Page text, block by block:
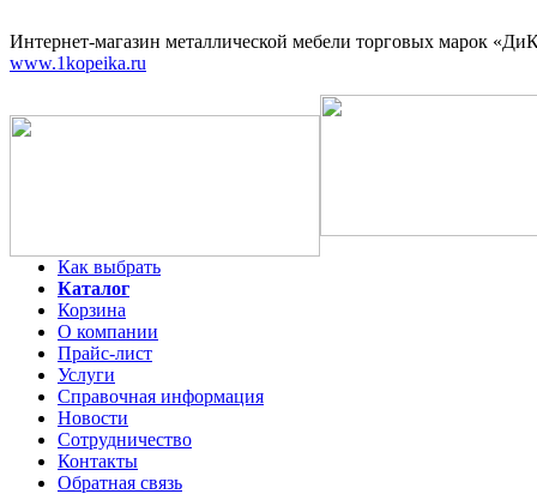
Интернет-магазин металлической мебели торговых марок
www.1kopeika.ru
Как выбрать
Каталог
Корзина
О компании
Прайс-лист
Услуги
Справочная информация
Новости
Сотрудничество
Контакты
Обратная связь